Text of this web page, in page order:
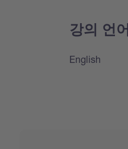
강의 언어
English